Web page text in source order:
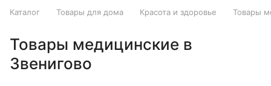
Каталог Товары для дома Красота и здоровье Товары
Товары медицинские в
Звенигово